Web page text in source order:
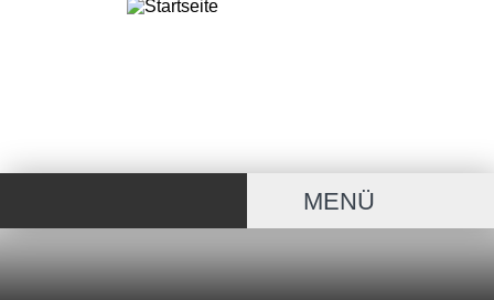
MENÜ